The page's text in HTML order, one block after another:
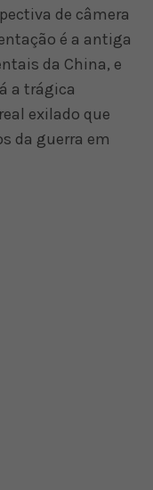
de câmera
é a antiga
da China, e
a trágica
exilado que
da guerra em